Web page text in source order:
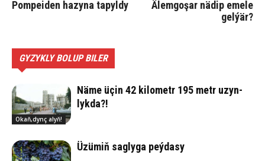
Pompeiden hazyna tapyldy
Älem­go­şar nä­dip eme­le
gel­ýär?
GYZYKLY BOLUP BILER
Okaň,dynç alyň!
Nä­me üçin 42 ki­lo­metr 195 metr uzyn­
lyk­da?!
Üzü­miň sag­ly­ga peý­da­sy